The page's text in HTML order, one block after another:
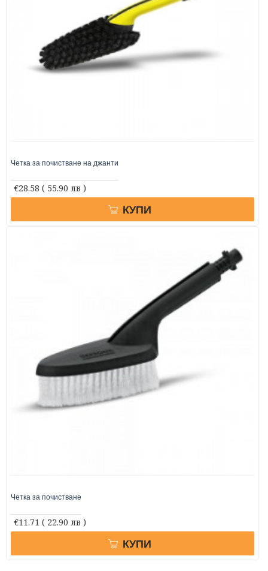
Четка за почистване на джанти
€28.58 ( 55.90 лв )
КУПИ
Четка за почистване
€11.71 ( 22.90 лв )
КУПИ